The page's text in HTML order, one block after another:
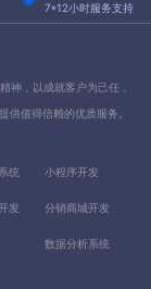
7*12小时服务支持
神，以成就客户为己任，
供值得信赖的优质服务。
统 小程序开发
发 分销商城开发
数据分析系统